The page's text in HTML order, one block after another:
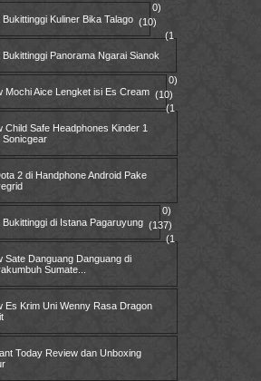
Bukittinggi Kuliner Bika Talago
Bukittinggi Panorama Ngarai Sianok
Mochi Aice Lengket isi Es Cream
Child Safe Headphones Kinder 1
Sonicgear
2 di Handphone Android Pake
Bukittinggi di Istana Pagaruyung
Sate Danguang Danguang di
Sumate...
Es Krim Uni Wenny Rasa Dragon
Today Review dan Unboxing
0)
(10)
(1
0)
(10)
(1
0)
(137)
(1